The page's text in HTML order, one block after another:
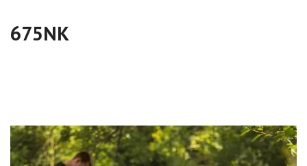
675NK